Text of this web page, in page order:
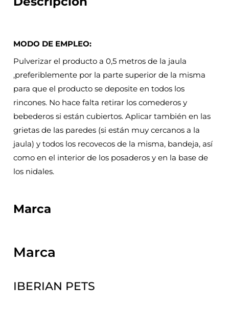
MODO DE EMPLEO:
Pulverizar el producto a 0,5 metros de la jaula
,preferiblemente por la parte superior de la misma
para que el producto se deposite en todos los
rincones. No hace falta retirar los comederos y
bebederos si están cubiertos. Aplicar también en las
grietas de las paredes (si están muy cercanos a la
jaula) y todos los recovecos de la misma, bandeja, así
como en el interior de los posaderos y en la base de
los nidales.
Marca
Marca
IBERIAN PETS